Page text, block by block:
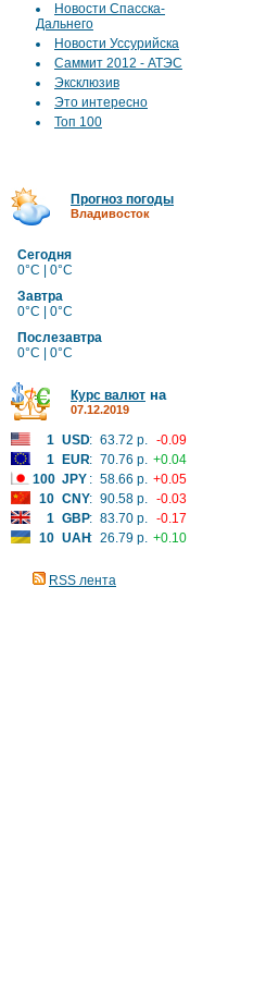
Новости Спасска-
Дальнего
Новости Уссурийска
Саммит 2012 - АТЭС
Эксклюзив
Это интересно
Топ 100
Прогноз погоды
Владивосток
Сегодня
0°C | 0°C
Завтра
0°C | 0°C
Послезавтра
0°C | 0°C
Курс валют на
07.12.2019
1 USD: 63.72 р. -0.09
1
EUR: 70.76 р. +0.04
100 JPY : 58.66 р. +0.05
10 CNY: 90.58 р. -0.03
1 GBP: 83.70 р. -0.17
10 UAH: 26.79 р. +0.10
RSS лента